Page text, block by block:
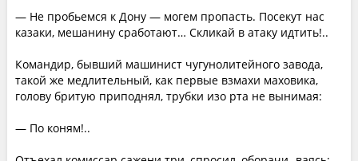
— Не пробьемся к Дону — могем пропасть. Посекут нас
казаки, мешанину сработают… Скликай в атаку идтить!..
Командир, бывший машинист чугунолитейного завода,
такой же медлительный, как первые взмахи маховика,
голову бритую приподнял, трубки изо рта не вынимая:
— По коням!..